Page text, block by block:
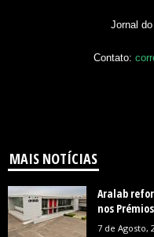
Jornal
Contato:
MAIS NOTÍCIAS
Aralab
nos
7 de Agosto,